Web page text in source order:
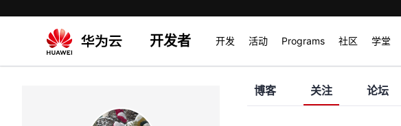
开发者 开发 活动 Programs 社区 学堂
博客 关注 论坛